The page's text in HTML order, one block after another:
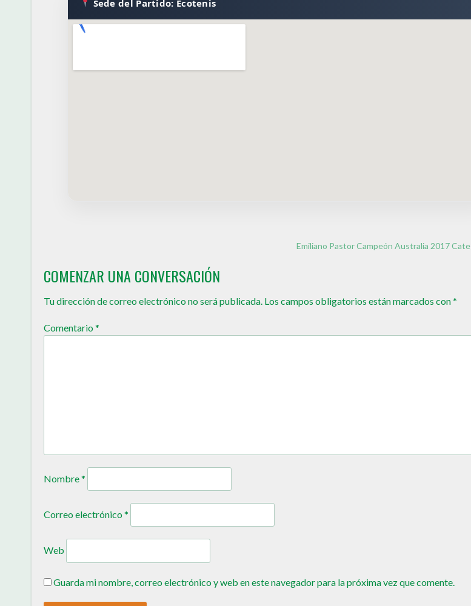
Sede del Partido: Ecotenis
Emiliano Pastor Campeón Australia 2017
COMENZAR UNA CONVERSACIÓN
Tu dirección de correo electrónico no será publicada. Los campos obligatorios están marcados con*
Comentario*
Nombre*
Correo electrónico*
Web
Guarda mi nombre, correo electrónico y web en este navegador para la próxima vez que comente.